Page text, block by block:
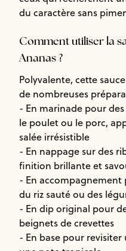
du caractère sans
Comment utiliser la
Ananas ?
Polyvalente, cette
de nombreuses
- En marinade pour
le poulet ou le porc,
salée irrésistible
- En nappage sur des
finition brillante et
- En accompagnement
du riz sauté ou des
- En dip original pour
beignets de crevettes
- En base pour